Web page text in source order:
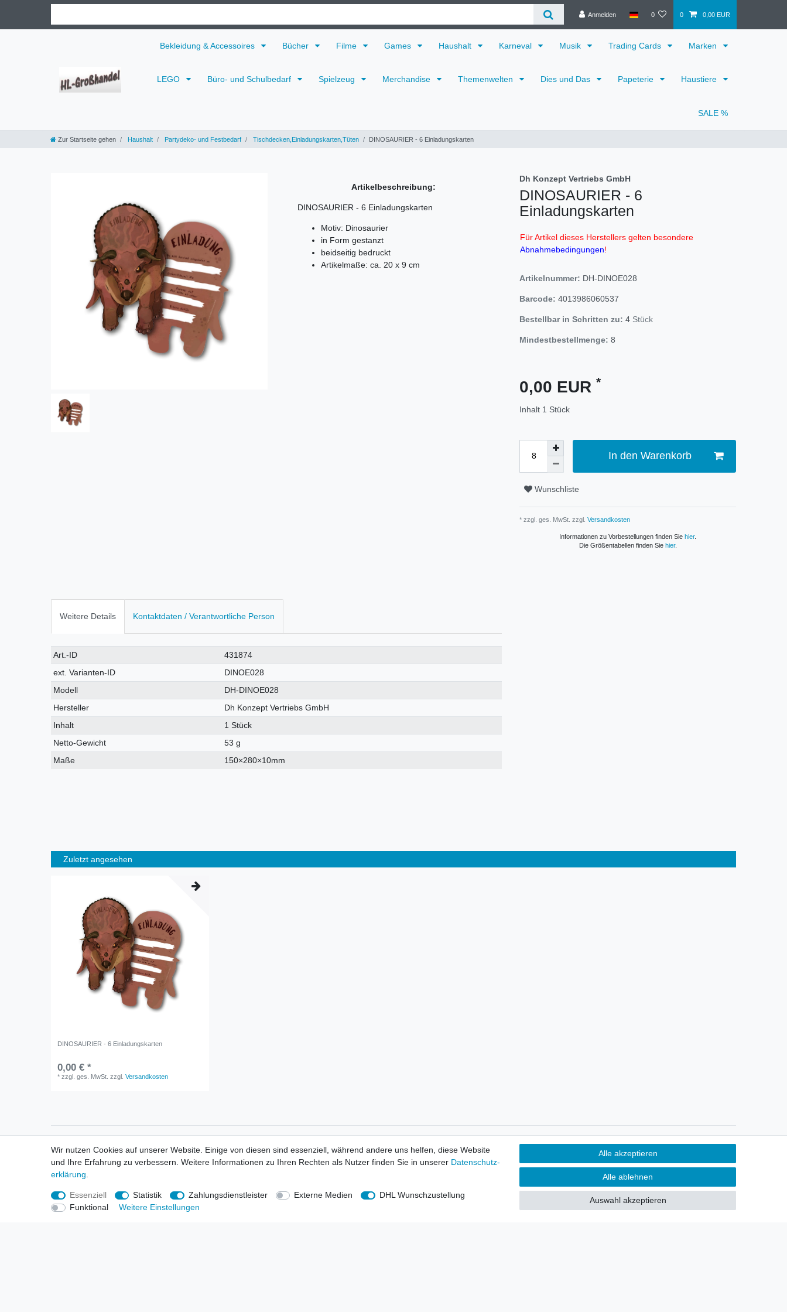
Anmelden 0 0 0,00 EUR
Bekleidung & Accessoires Bücher Filme Games Haushalt Karneval Musik Trading Cards Marken
LEGO Büro- und Schulbedarf Spielzeug Merchandise Themenwelten Dies und Das Papeterie Haustiere
SALE %
Zur Startseite gehen Haushalt Partydeko- und Festbedarf Tischdecken,Einladungskarten,Tüten DINOSAURIER - 6 Einladungskarten
Artikelbeschreibung:
DINOSAURIER - 6 Einladungskarten
Motiv: Dinosaurier
in Form gestanzt
beidseitig bedruckt
Artikelmaße: ca. 20 x 9 cm
Dh Konzept Vertriebs GmbH
DINOSAURIER - 6
Einladungskarten
Für Artikel dieses Herstellers gelten besondere
Abnahmebedingungen!
Artikelnummer: DH-DINOE028
Barcode: 4013986060537
Bestellbar in Schritten zu: 4 Stück
Mindestbestellmenge: 8
0,00 EUR *
Inhalt 1 Stück
In den Warenkorb
Wunschliste
* zzgl. ges. MwSt. zzgl. Versandkosten
Informationen zu Vorbestellungen finden Sie hier.
Die Größentabellen finden Sie hier.
Weitere Details Kontaktdaten / Verantwortliche Person
Technisches
Merkmal
Wert
Art.-ID
431874
ext. Varianten-ID
DINOE028
Modell
DH-DINOE028
Hersteller
Dh Konzept Vertriebs GmbH
Inhalt
1 Stück
Netto-Gewicht
53 g
Maße
150×280×10mm
Zuletzt angesehen
DINOSAURIER - 6 Einladungskarten
0,00 € *
*zzgl. ges. MwSt. zzgl.Versandkosten
Informationen
Neukunden / New Accounts
Zahlung
Versandkosten
Entsorgungs- & Umweltbestimmungen
Größentabellen
Informationen
Händlerbund - rechtssicher verkaufen
Produkt-Kataloge
Über uns
Wir versenden mit
Sie möchten über neu eingetroffene
Lagerware oder Neuheiten
allgemein informiert werden?
Wir nutzen Cookies auf unserer Website. Einige von diesen sind essenziell, während andere uns helfen, diese Website
und Ihre Erfahrung zu verbessern. Weitere Informationen zu Ihren Rechten als Nutzer finden Sie in unserer Daten­schutz­
erklärung
Essenziell Statistik Zahlungsdienstleister Externe Medien
DHL Wunschzustellung
Funktional
Weitere Einstellungen
Alle akzeptieren
Alle ablehnen
Auswahl akzeptieren